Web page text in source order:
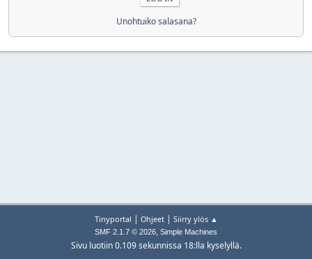
Unohtuiko salasana?
Tinyportal | Ohjeet| Siirry ylös ▲
SMF 2.1.7 © 2026, Simple Machines
Sivu luotiin 0.109 sekunnissa 18:lla kyselyllä.